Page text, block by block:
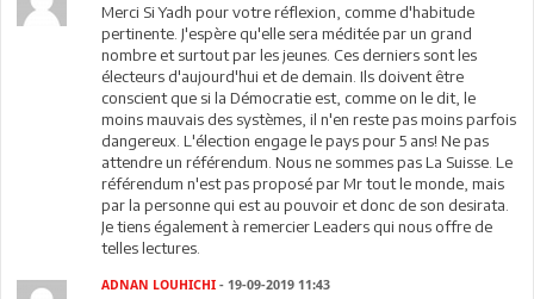
Merci Si Yadh pour votre réflexion, comme d'habitude
pertinente. J'espère qu'elle sera méditée par un grand
nombre et surtout par les jeunes. Ces derniers sont les
électeurs d'aujourd'hui et de demain. Ils doivent être
conscient que si la Démocratie est, comme on le dit, le
moins mauvais des systèmes, il n'en reste pas moins parfois
dangereux. L'élection engage le pays pour 5 ans! Ne pas
attendre un référendum. Nous ne sommes pas La Suisse. Le
référendum n'est pas proposé par Mr tout le monde, mais
par la personne qui est au pouvoir et donc de son desirata.
Je tiens également à remercier Leaders qui nous offre de
telles lectures.
ADNAN LOUHICHI - 19-09-2019 11:43